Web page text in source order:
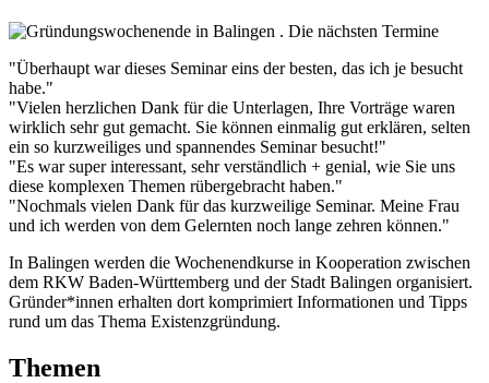
"Überhaupt war dieses Seminar eins der besten, das ich je besucht
habe."
"Vielen herzlichen Dank für die Unterlagen, Ihre Vorträge waren
wirklich sehr gut gemacht. Sie können einmalig gut erklären, selten
ein so kurzweiliges und spannendes Seminar besucht!"
"Es war super interessant, sehr verständlich + genial, wie Sie uns
diese komplexen Themen rübergebracht haben."
"Nochmals vielen Dank für das kurzweilige Seminar. Meine Frau
und ich werden von dem Gelernten noch lange zehren können."
In Balingen werden die Wochenendkurse in Kooperation zwischen
dem RKW Baden-Württemberg und der Stadt Balingen organisiert.
Gründer*innen erhalten dort komprimiert Informationen und Tipps
rund um das Thema Existenzgründung.
Themen